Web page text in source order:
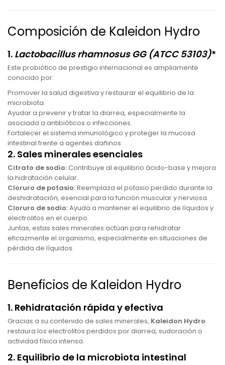
Composición de Kaleidon Hydro
1. Lactobacillus rhamnosus GG(ATCC 53103)*
Este probiótico de prestigio internacional es ampliamente
conocido por:
Promover la salud digestiva y restaurar el equilibrio de la
microbiota.
Ayudar a prevenir y tratar la diarrea, especialmente la
asociada a antibióticos o infecciones.
Fortalecer el sistema inmunológico y proteger la mucosa
intestinal frente a agentes dañinos.
2. Sales minerales esenciales
Citrato de sodio:Contribuye al equilibrio ácido-base y mejora
la hidratación celular.
Cloruro de potasio:Reemplaza el potasio perdido durante la
deshidratación, esencial para la función muscular y nerviosa.
Cloruro de sodio:Ayuda a mantener el equilibrio de líquidos y
electrolitos en el cuerpo.
Juntas, estas sales minerales actúan para rehidratar
eficazmente el organismo, especialmente en situaciones de
pérdida de líquidos.
Beneficios de Kaleidon Hydro
1. Rehidratación rápida y efectiva
Gracias a su contenido de sales minerales, Kaleidon Hydro
restaura los electrolitos perdidos por diarrea, sudoración o
actividad física intensa.
2. Equilibrio de la microbiota intestinal